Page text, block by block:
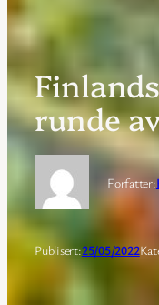
runde
Forfatter:
Publisert:25/05/2022